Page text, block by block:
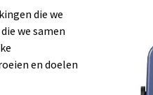
die we
we samen
en doelen